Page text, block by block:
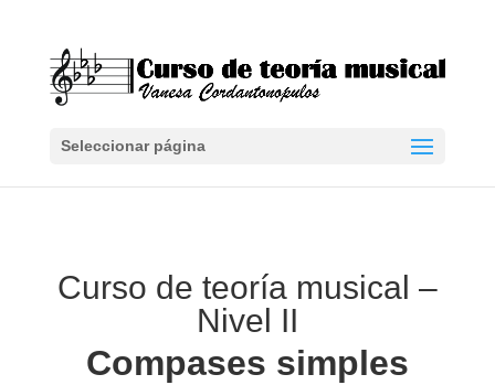
Seleccionar página
Curso de teoría musical –
Nivel II
Compases simples